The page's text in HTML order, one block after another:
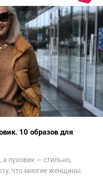
какие были у меня насчет
дым. А столько красоты
неделях
?
10 образов для
пуховик — стильно,
что многие женщины